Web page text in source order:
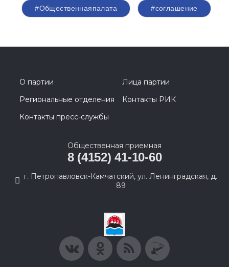
#Общественнаяпалата #соглашение
О партии
Лица партии
Региональные отделения
Контакты РИК
Контакты пресс-службы
Общественная приемная
8 (4152) 41-10-60
г. Петропавловск-Камчатский, ул. Ленинградская, д.
89